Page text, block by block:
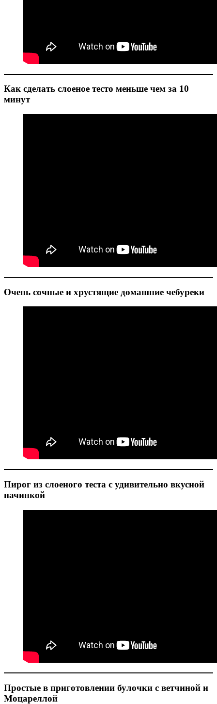
Как сделать слоеное тесто меньше чем за 10
минут
Очень сочные и хрустящие домашние чебуреки
Пирог из слоеного теста с удивительно вкусной
начинкой
Простые в приготовлении булочки с ветчиной и
Моцареллой